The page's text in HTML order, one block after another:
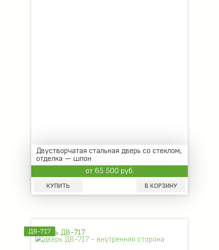
Двустворчатая стальная дверь со стеклом,
отделка — шпон
от 65 500 руб.
КУПИТЬ В КОРЗИНУ
ДВ-717